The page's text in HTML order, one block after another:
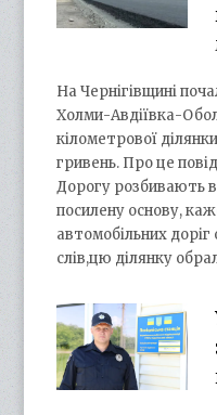
На Чернігівщині
Холми-Авдіївка-
кілометрової
гривень. Про це
Дорогу розбивають
посилену основу,
автомобільних доріг
слів,цю ділянку